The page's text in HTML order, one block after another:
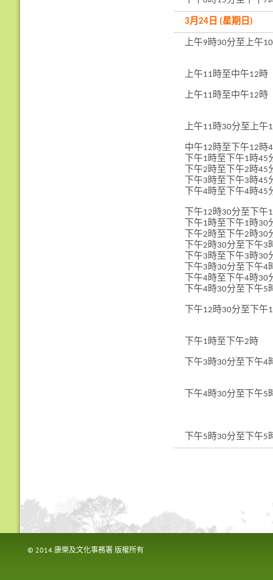
3月24日 (星期日)
上午9時30分至上午
上午11時至中午12時
上午11時至中午12時
上午11時30分至上午
中午12時至下午12時
下午1時至下午1時45
下午2時至下午2時45
下午3時至下午3時45
下午4時至下午4時45
下午12時30分至下午
下午1時至下午1時30
下午2時至下午2時30
下午2時30分至下午3
下午3時至下午3時30
下午3時30分至下午4
下午4時至下午4時30
下午4時30分至下午5
下午12時30分至下午
下午1時至下午2時
下午3時30分至下午4
下午4時30分至下午5
下午5時30分至下午5
© 2014 康樂及文化事務署 版權所有